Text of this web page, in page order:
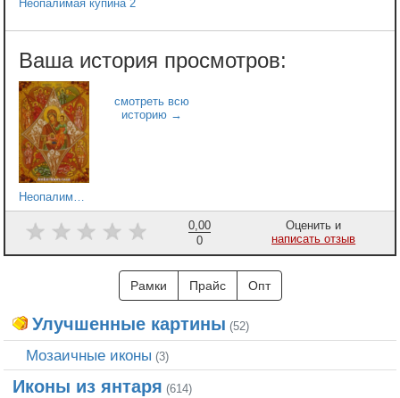
Неопалимая купина 2
0,00
0
Оценить и
написать отзыв
Рамки Прайс Опт
Улучшенные картины (52)
Мозаичные иконы (3)
Иконы из янтаря (614)